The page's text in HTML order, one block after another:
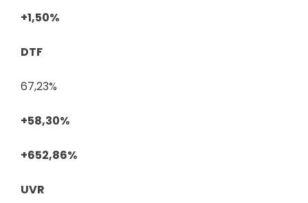
+1,50%
DTF
67,23%
+58,30%
+652,86%
UVR